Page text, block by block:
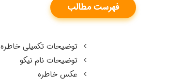
فهرست مطالب
توضیحات تکمیلی خاطره
توضیحات نام نیکو
عکس خاطره